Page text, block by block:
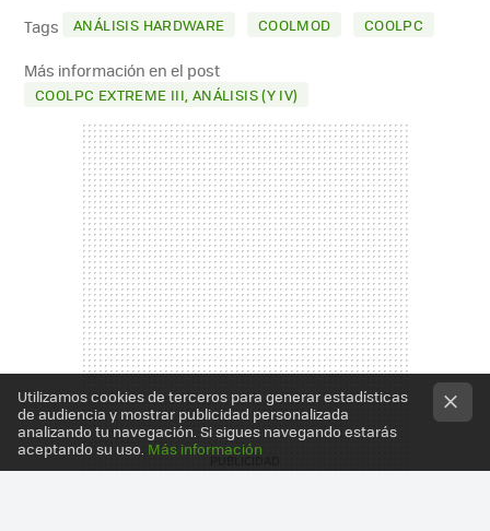
MAIL
Tags ANÁLISIS HARDWARE COOLMOD COOLPC
Más información en el post
COOLPC EXTREME III, ANÁLISIS (Y IV)
Utilizamos cookies de terceros para generar estadísticas
de audiencia y mostrar publicidad personalizada
analizando tu navegación. Si sigues navegando estarás
aceptando su uso. Más información